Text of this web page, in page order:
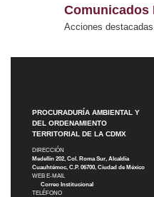
Comunicados
Acciones
PROCURADURÍA AMBIENTAL Y
DEL ORDENAMIENTO
TERRITORIAL DE LA CDMX
DIRECCIÓN
Medellín 202, Col. Roma Sur, Alcaldía
Cuauhtémoc, C.P. 06700, Ciudad de México
WEB E-MAIL
Correo Institucional
TELÉFONO